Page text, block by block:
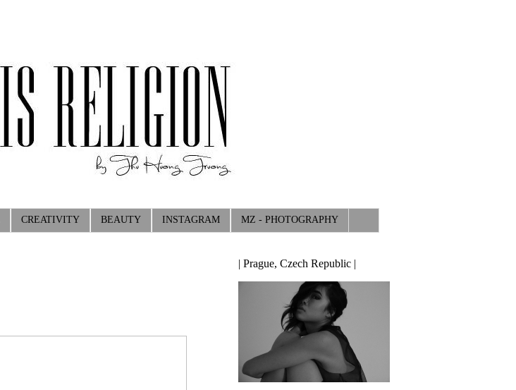
CREATIVITY BEAUTY INSTAGRAM MZ - PHOTOGRAPHY
| Prague, Czech Republic |